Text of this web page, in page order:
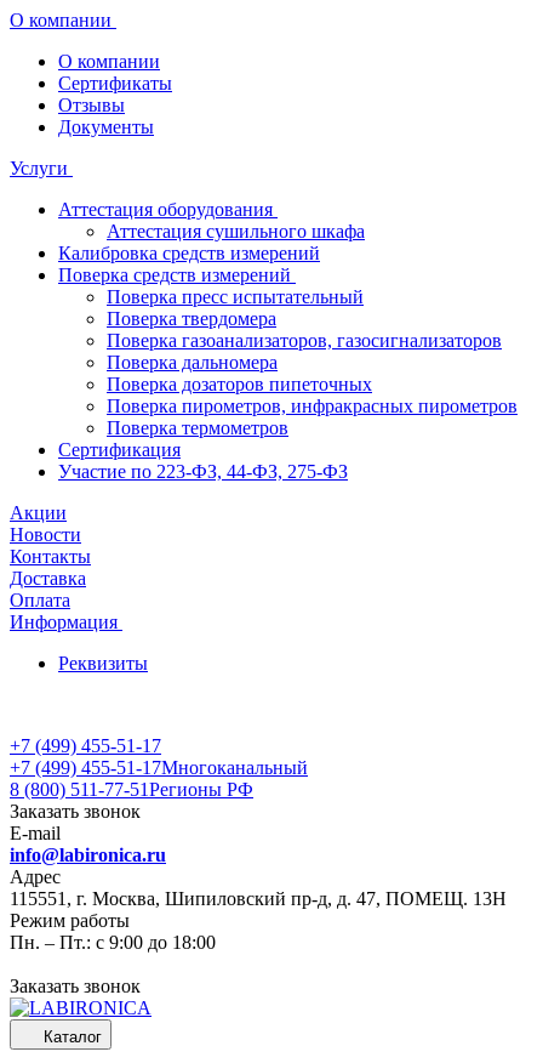
О компании
О компании
Сертификаты
Отзывы
Документы
Услуги
Аттестация оборудования
Аттестация сушильного шкафа
Калибровка средств измерений
Поверка средств измерений
Поверка пресс испытательный
Поверка твердомера
Поверка газоанализаторов, газосигнализаторов
Поверка дальномера
Поверка дозаторов пипеточных
Поверка пирометров, инфракрасных пирометров
Поверка термометров
Сертификация
Участие по 223-ФЗ, 44-ФЗ, 275-ФЗ
Акции
Новости
Контакты
Доставка
Оплата
Информация
Реквизиты
+7 (499) 455-51-17
+7 (499) 455-51-17Многоканальный
8 (800) 511-77-51Регионы РФ
Заказать звонок
E-mail
info@labironica.ru
Адрес
115551, г. Москва, Шипиловский пр-д, д. 47, ПОМЕЩ. 13Н
Режим работы
Пн. – Пт.: с 9:00 до 18:00
Заказать звонок
Каталог